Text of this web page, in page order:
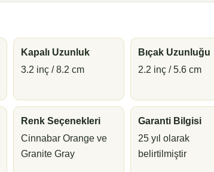
Kapalı Uzunluk
3.2 inç / 8.2 cm
Bıçak Uzunluğu
2.2 inç / 5.6 cm
Renk Seçenekleri
Cinnabar Orange ve
Granite Gray
Garanti Bilgisi
25 yıl olarak
belirtilmiştir